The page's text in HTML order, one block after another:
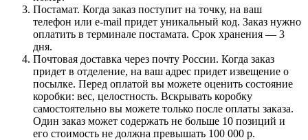
Постамат. Когда заказ поступит на точку, на ваш
телефон или e-mail придет уникальный код. Заказ нужно
оплатить в терминале постамата. Срок хранения — 3
дня.
Почтовая доставка через почту России. Когда заказ
придет в отделение, на ваш адрес придет извещение о
посылке. Перед оплатой вы можете оценить состояние
коробки: вес, целостность. Вскрывать коробку
самостоятельно вы можете только после оплаты заказа.
Один заказ может содержать не больше 10 позиций и
его стоимость не должна превышать 100 000 р.